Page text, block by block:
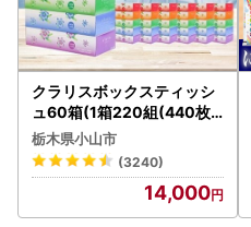
クラリスボックスティッシ
ュ60箱(1箱220組(440枚))
(5個入り×12セット)【配送
不可地域：離島・沖縄県】
【1256759】
栃木県小山市
(3240)
14,000